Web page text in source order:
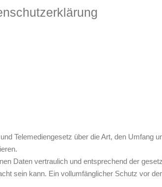
Telemediengesetz über die Art, den Umfang
Daten vertraulich und entsprechend der
sein kann. Ein vollumfänglicher Schutz vor